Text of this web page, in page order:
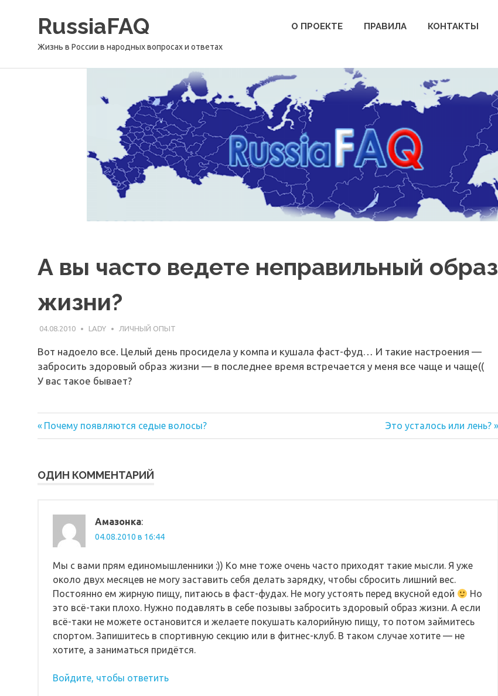
содержимомуRussiaFAQ
Жизнь в России в народных вопросах и ответах
О ПРОЕКТЕ ПРАВИЛА КОНТАКТЫ
А вы часто ведете неправильный образ
жизни?
04.08.2010 LADY ЛИЧНЫЙ ОПЫТ
Вот надоело все. Целый день просидела у компа и кушала фаст-фуд… И такие настроения —
забросить здоровый образ жизни — в последнее время встречается у меня все чаще и чаще((
У вас такое бывает?
Навигация
записям
Предыдущая
запись:
Почему появляются седые волосы?
Следующая
запись:
Это усталось или лень?
ОДИН КОММЕНТАРИЙ
Амазонка:
04.08.2010 в 16:44
Мы с вами прям единомышленники :)) Ко мне тоже очень часто приходят такие мысли. Я уже
около двух месяцев не могу заставить себя делать зарядку, чтобы сбросить лишний вес.
Постоянно ем жирную пищу, питаюсь в фаст-фудах. Не могу устоять перед вкусной едой
Но
это всё-таки плохо. Нужно подавлять в себе позывы забросить здоровый образ жизни. А если
всё-таки не можете остановится и желаете покушать калорийную пищу, то потом займитесь
спортом. Запишитесь в спортивную секцию или в фитнес-клуб. В таком случае хотите — не
хотите, а заниматься придётся.
Войдите, чтобы ответить